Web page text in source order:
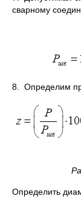
сварному
8. Определим
Определить